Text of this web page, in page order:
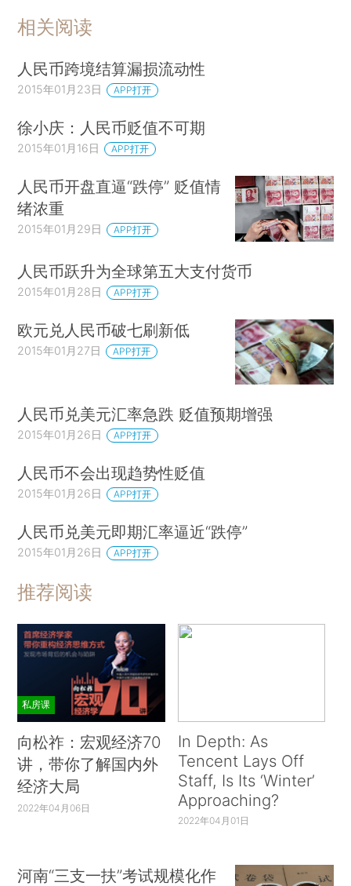
相关阅读
人民币跨境结算漏损流动性
2015年01月23日 APP打开
徐小庆：人民币贬值不可期
2015年01月16日 APP打开
人民币开盘直逼“跌停” 贬值情
绪浓重
2015年01月29日 APP打开
人民币跃升为全球第五大支付货币
2015年01月28日 APP打开
欧元兑人民币破七刷新低
2015年01月27日 APP打开
人民币兑美元汇率急跌 贬值预期增强
2015年01月26日 APP打开
人民币不会出现趋势性贬值
2015年01月26日 APP打开
人民币兑美元即期汇率逼近“跌停”
2015年01月26日 APP打开
推荐阅读
私房课
向松祚：宏观经济70
讲，带你了解国内外
经济大局
2022年04月06日
In Depth: As
Tencent Lays Off
Staff, Is Its ‘Winter’
Approaching?
2022年04月01日
河南“三支一扶”考试规模化作